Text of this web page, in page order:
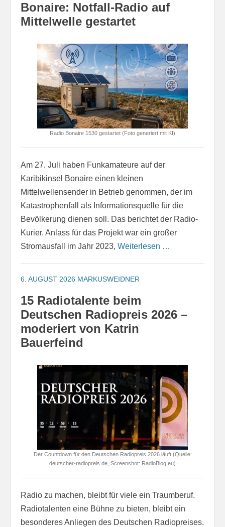
Bonaire: Notfall-Radio auf
Mittelwelle gestartet
Radio Bonaire 1530 gestartet (Foto generiert mit KI)
Am 27. Juli haben Funkamateure auf der
Karibikinsel Bonaire einen kleinen
Mittelwellensender in Betrieb genommen, der im
Katastrophenfall als Informationsquelle für die
Bevölkerung dienen soll. Das berichtet der Radio-
Kurier. Anlass für das Projekt war ein großer
Stromausfall im Jahr 2023, Weiterlesen …
6. AUGUST 2026 MARKUSWEIDNER
15 Radiotalente beim
Deutschen Radiopreis 2026 –
moderiert von Katrin
Bauerfeind
Der Countdown für den Deutschen Radiopreis 2026 läuft (Quelle:
deutscher-radiopreis.de, Screenshot: RadioBlog.eu)
Radio zu machen, bleibt für viele ein Traumberuf.
Radiotalenten eine Bühne zu bieten, bleibt ein
besonderes Anliegen des Deutschen Radiopreises.